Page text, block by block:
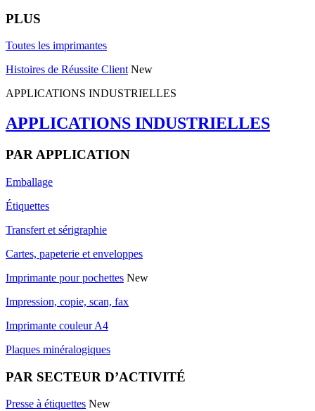
PLUS
Toutes les imprimantes
Histoires de Réussite Client New
APPLICATIONS INDUSTRIELLES
APPLICATIONS INDUSTRIELLES
PAR APPLICATION
Emballage
Étiquettes
Transfert et sérigraphie
Cartes, papeterie et enveloppes
Imprimante pour pochettes New
Impression, copie, scan, fax
Imprimante couleur A4
Plaques minéralogiques
PAR SECTEUR D’ACTIVITÉ
Presse à étiquettes New